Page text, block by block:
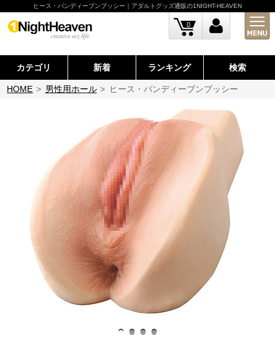
ヒース・バンディーブンプッシー｜アダルトグッズ通販の1NIGHT-HEAVEN
0
カテゴリ 新着 ランキング 検索
HOME > 男性用ホール > ヒース・バンディーブンプッシー